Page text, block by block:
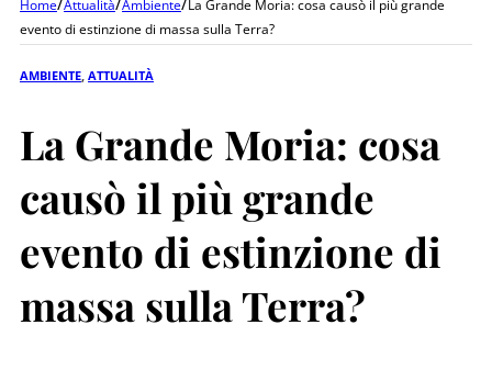
Home Attualità Ambiente La Grande Moria: cosa causò il più grande
evento di estinzione di massa sulla Terra?
AMBIENTE ATTUALITÀ
La Grande Moria: cosa
causò il più grande
evento di estinzione di
massa sulla Terra?